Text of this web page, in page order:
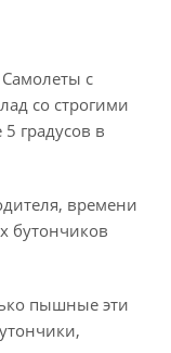
с
со строгими
градусов в
времени
бутончиков
пышные эти